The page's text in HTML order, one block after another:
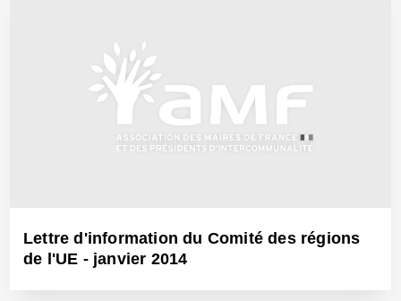
6 Mars 2014 - Réf: BW12533
Lettre d'information du Comité des régions
de l'UE - janvier 2014